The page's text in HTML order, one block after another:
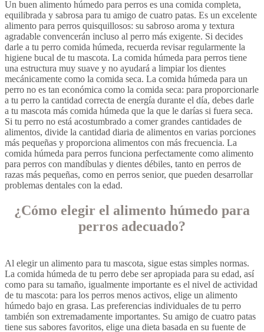
Un buen alimento húmedo para perros es una comida completa,
equilibrada y sabrosa para tu amigo de cuatro patas. Es un excelente
alimento para perros quisquillosos: su sabroso aroma y textura
agradable convencerán incluso al perro más exigente. Si decides
darle a tu perro comida húmeda, recuerda revisar regularmente la
higiene bucal de tu mascota. La comida húmeda para perros tiene
una estructura muy suave y no ayudará a limpiar los dientes
mecánicamente como la comida seca. La comida húmeda para un
perro no es tan económica como la comida seca: para proporcionarle
a tu perro la cantidad correcta de energía durante el día, debes darle
a tu mascota más comida húmeda que la que le darías si fuera seca.
Si tu perro no está acostumbrado a comer grandes cantidades de
alimentos, divide la cantidad diaria de alimentos en varias porciones
más pequeñas y proporciona alimentos con más frecuencia. La
comida húmeda para perros funciona perfectamente como alimento
para perros con mandíbulas y dientes débiles, tanto en perros de
razas más pequeñas, como en perros senior, que pueden desarrollar
problemas dentales con la edad.
¿Cómo elegir el alimento húmedo para
perros adecuado?
Al elegir un alimento para tu mascota, sigue estas simples normas.
La comida húmeda de tu perro debe ser apropiada para su edad, así
como para su tamaño, igualmente importante es el nivel de actividad
de tu mascota: para los perros menos activos, elige un alimento
húmedo bajo en grasa. Las preferencias individuales de tu perro
también son extremadamente importantes. Su amigo de cuatro patas
tiene sus sabores favoritos, elige una dieta basada en su fuente de